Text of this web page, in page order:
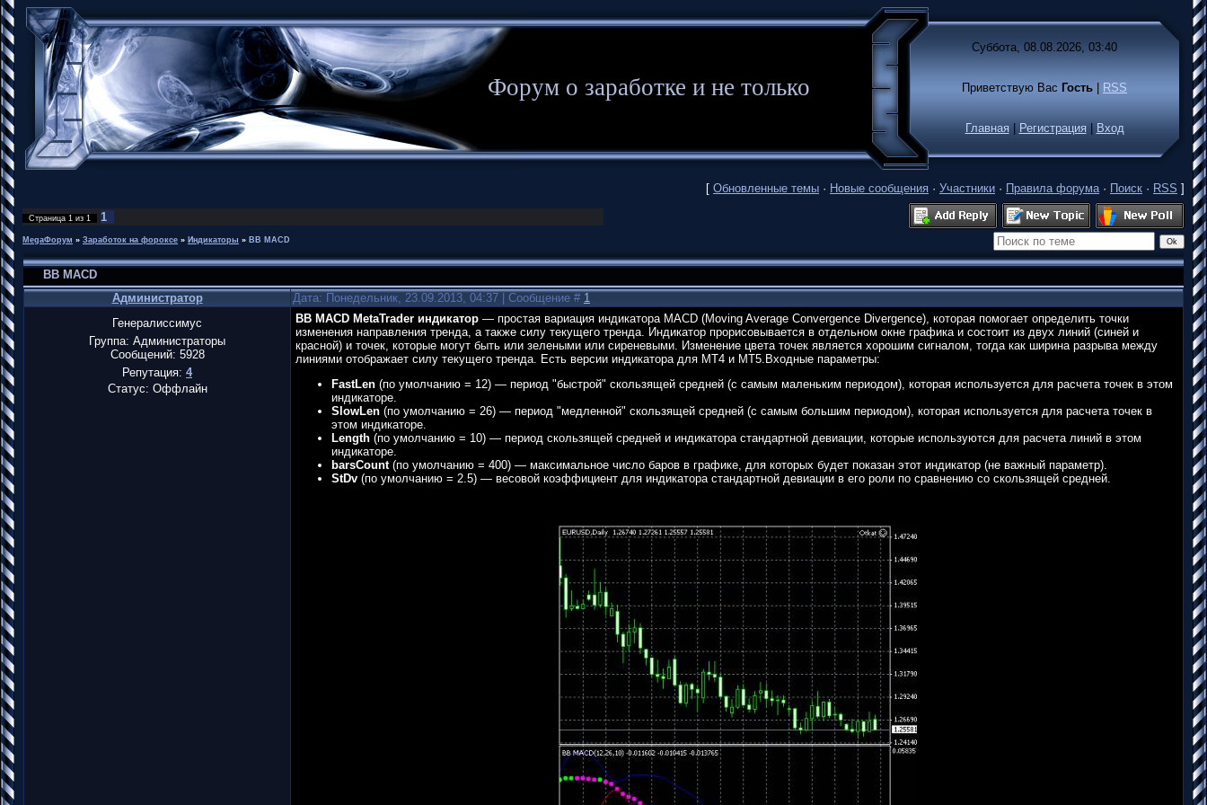
Форум о заработке и не только
Суббота, 08.08.2026, 03:40
Приветствую Вас Гость RSS
Главная Регистрация Вход
[ Обновленные темы · Новые сообщения · Участники · Правила форума· Поиск · RSS ]
Страница 1 из 1 1
MegaФорум » Заработок на фороксе » Индикаторы » BB MACD
BB MACD
Администратор
Дата: Понедельник, 23.09.2013, 04:37 | Сообщение # 1
Генералиссимус
Группа: Администраторы
Сообщений: 5928
Репутация: 4
Статус: Оффлайн
BB MACD MetaTrader индикатор — простая вариация индикатора MACD (Moving Average Convergence Divergence), которая помогает определить точки
изменения направления тренда, а также силу текущего тренда. Индикатор прорисовывается в отдельном окне графика и состоит из двух линий (синей и
красной) и точек, которые могут быть или зелеными или сиреневыми. Изменение цвета точек является хорошим сигналом, тогда как ширина разрыва между
линиями отображает силу текущего тренда. Есть версии индикатора для MT4 и MT5.Входные параметры:
FastLen (по умолчанию = 12) — период "быстрой" скользящей средней (с самым маленьким периодом), которая используется для расчета точек в этом
индикаторе.
SlowLen (по умолчанию = 26) — период "медленной" скользящей средней (с самым большим периодом), которая используется для расчета точек в
этом индикаторе.
Length (по умолчанию = 10) — период скользящей средней и индикатора стандартной девиации, которые используются для расчета линий в этом
индикаторе.
barsCount(по умолчанию = 400) — максимальное число баров в графике, для которых будет показан этот индикатор (не важный параметр).
StDv (по умолчанию = 2.5) — весовой коэффициент для индикатора стандартной девиации в его роли по сравнению со скользящей средней.